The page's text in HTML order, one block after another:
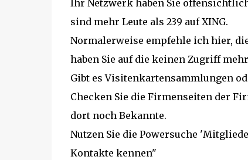
Ihr Netzwerk haben Sie
sind mehr Leute als 239 auf XING.
Normalerweise empfehle ich hier,
haben Sie auf die keinen Zugriff
Gibt es Visitenkartensammlungen
Checken Sie die Firmenseiten der
dort noch Bekannte.
Nutzen Sie die Powersuche
Kontakte kennen"